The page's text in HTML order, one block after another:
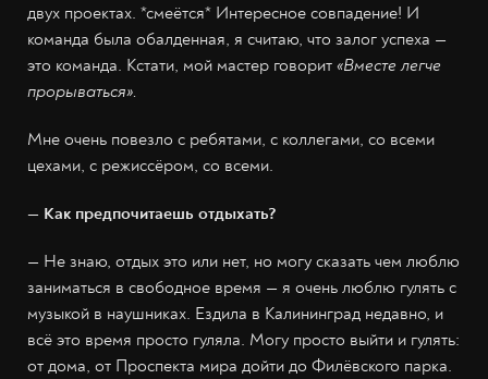
двух проектах. *смеётся* Интересное совпадение! И
команда была обалденная, я считаю, что залог успеха —
это команда. Кстати, мой мастер говорит «Вместе легче
прорываться».
Мне очень повезло с ребятами, с коллегами, со всеми
цехами, с режиссёром, со всеми.
— Как предпочитаешь отдыхать?
— Не знаю, отдых это или нет, но могу сказать чем люблю
заниматься в свободное время — я очень люблю гулять с
музыкой в наушниках. Ездила в Калининград недавно, и
всё это время просто гуляла. Могу просто выйти и гулять:
от дома, от Проспекта мира дойти до Филёвского парка.